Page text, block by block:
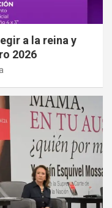
a la reina y
2026